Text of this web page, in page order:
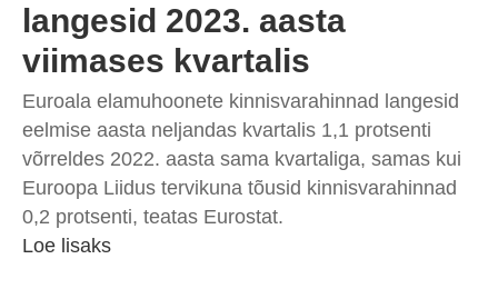
langesid 2023. aasta
viimases kvartalis
Euroala elamuhoonete kinnisvarahinnad langesid
eelmise aasta neljandas kvartalis 1,1 protsenti
võrreldes 2022. aasta sama kvartaliga, samas kui
Euroopa Liidus tervikuna tõusid kinnisvarahinnad
0,2 protsenti, teatas Eurostat.
Loe lisaks